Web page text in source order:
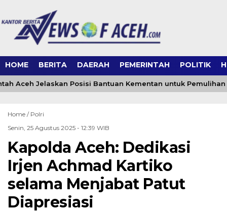
HOME BERITA DAERAH PEMERINTAH POLITIK
Aceh Jelaskan Posisi Bantuan Kementan untuk Pemulihan
Home / Polri
Senin, 25 Agustus 2025 - 12:39 WIB
Kapolda Aceh: Dedikasi
Irjen Achmad Kartiko
selama Menjabat Patut
Diapresiasi